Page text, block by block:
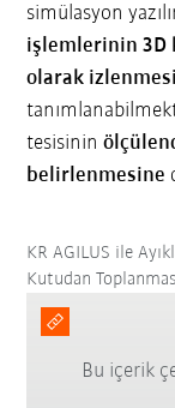
simülasyon
işlemlerinin 3D
olarak izlenmesi
tesisinin
belirlenmesine
KR AGILUS ile
Kutudan
Bu içerik